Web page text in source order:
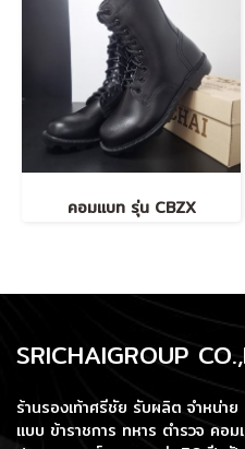
คอมแบท รุ่น CBZX
SRICHAIGROUP
ร้านรองเท้าศรีชัย รับผลิต จำหน่า
แบบ ข้าราชการ ทหาร ตำรวจ ค